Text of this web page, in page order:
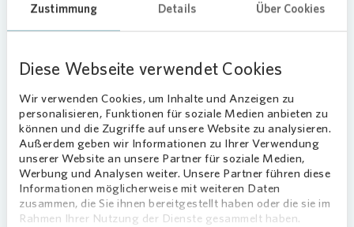
Zustimmung Details Über Cookies
Diese Webseite verwendet Cookies
Wir verwenden Cookies, um Inhalte und Anzeigen zu
personalisieren, Funktionen für soziale Medien anbieten zu
können und die Zugriffe auf unsere Website zu analysieren.
Außerdem geben wir Informationen zu Ihrer Verwendung
unserer Website an unsere Partner für soziale Medien,
Werbung und Analysen weiter. Unsere Partner führen diese
Informationen möglicherweise mit weiteren Daten
zusammen, die Sie ihnen bereitgestellt haben oder die sie im
Rahmen Ihrer Nutzung der Dienste gesammelt haben.
SOZIALES ENGAGEMENT
Gemeinsam für ein sauberes Quartier im
Brückenhof
11.03.2026
Anzeigen
KASSEL